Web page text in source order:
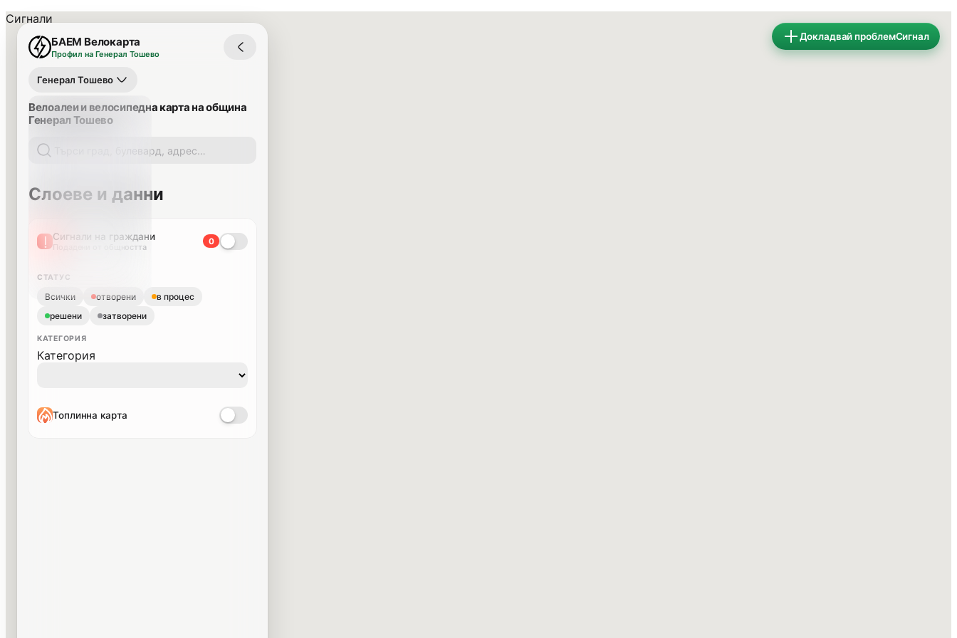
Докладвай проблемСигнал
БАЕМ Велокарта
Профил на Генерал Тошево
Генерал Тошево
Велоалеи и велосипедна карта на община
Генерал Тошево
Слоеве и данни
Сигнали на граждани
Подадени от общността
0
СТАТУС
Всички отворени
в процес
решени
затворени
КАТЕГОРИЯ
Категория
Топлинна карта
Сигнали